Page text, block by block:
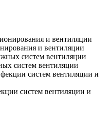
и вентиляции
систем вентиляции
систем вентиляции и